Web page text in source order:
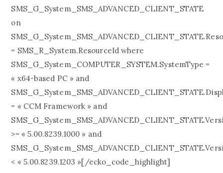
SMS_G_System_SMS_ADVANCED_CLIENT_STATE
on
= SMS_R_System.ResourceId where
SMS_G_System_COMPUTER_SYSTEM.SystemType =
« x64-based PC » and
= « CCM Framework » and
>= « 5.00.8239.1000 » and
< « 5.00.8239.1203 »[/ecko_code_highlight]